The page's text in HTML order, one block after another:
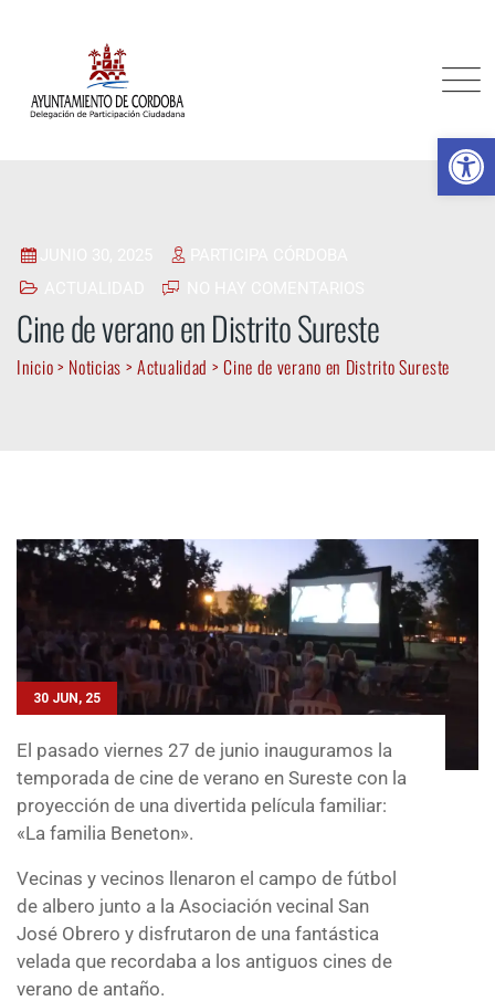
Cine de verano en Distrito Sureste
Inicio> Noticias >Actualidad >Cine de verano en Distrito Sureste
30 JUN, 25
El pasado viernes 27 de junio inauguramos la
temporada de cine de verano en Sureste con la
proyección de una divertida película familiar:
«La familia Beneton».
Vecinas y vecinos llenaron el campo de fútbol
de albero junto a la Asociación vecinal San
José Obrero y disfrutaron de una fantástica
velada que recordaba a los antiguos cines de
verano de antaño.